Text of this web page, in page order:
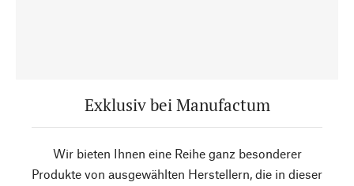
Exklusiv bei Manufactum
Wir bieten Ihnen eine Reihe ganz besonderer
Produkte von ausgewählten Herstellern, die in dieser